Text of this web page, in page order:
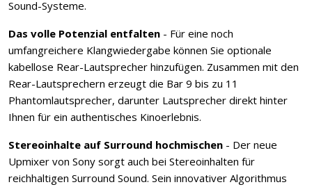
Sound-Systeme.
Das volle Potenzial entfalten - Für eine noch
umfangreichere Klangwiedergabe können Sie optionale
kabellose Rear-Lautsprecher hinzufügen. Zusammen mit den
Rear-Lautsprechern erzeugt die Bar 9 bis zu 11
Phantomlautsprecher, darunter Lautsprecher direkt hinter
Ihnen für ein authentisches Kinoerlebnis.
Stereoinhalte auf Surround hochmischen - Der neue
Upmixer von Sony sorgt auch bei Stereoinhalten für
reichhaltigen Surround Sound. Sein innovativer Algorithmus